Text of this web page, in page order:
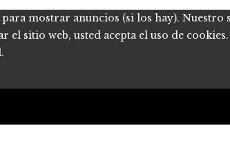
mostrar anuncios (si los hay). Nuestro
sitio web, usted acepta el uso de